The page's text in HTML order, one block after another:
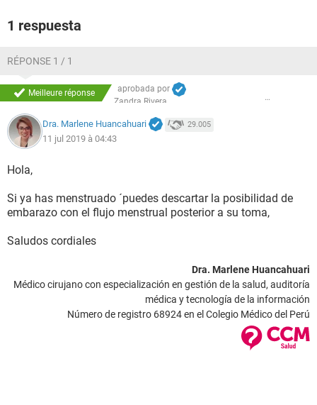
1 respuesta
RÉPONSE 1 / 1
Meilleure réponse
aprobada por
Zandra Rivera
Dra. Marlene Huancahuari 29.005
11 jul 2019 à 04:43
Hola,
Si ya has menstruado ´puedes descartar la posibilidad de
embarazo con el flujo menstrual posterior a su toma,
Saludos cordiales
Dra. Marlene Huancahuari
Médico cirujano con especialización en gestión de la salud, auditoría
médica y tecnología de la información
Número de registro 68924 en el Colegio Médico del Perú